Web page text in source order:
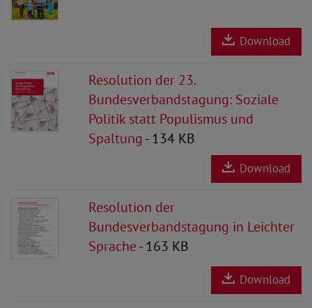
Download
Resolution der 23.
Bundesverbandstagung: Soziale
Politik statt Populismus und
Spaltung- 134 KB
Download
Resolution der
Bundesverbandstagung in Leichter
Sprache- 163 KB
Download